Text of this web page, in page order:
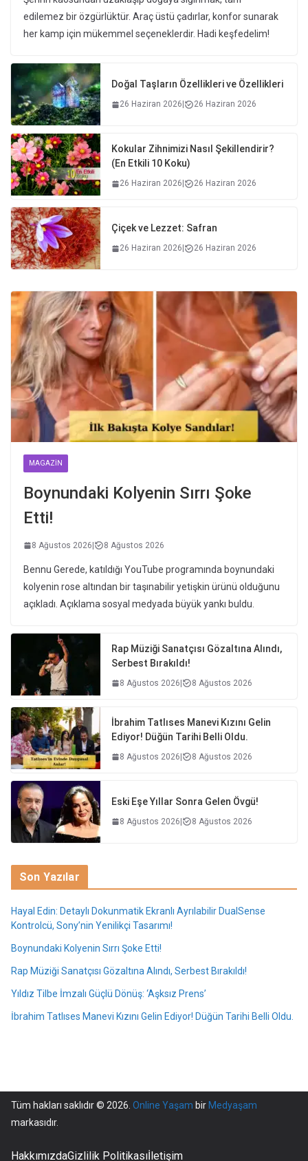
edilemez bir özgürlüktür. Araç üstü çadırlar, konfor sunarak
her kamp için mükemmel seçeneklerdir. Hadi keşfedelim!
Doğal Taşların Özellikleri ve Özellikleri
26 Haziran 2026 26 Haziran 2026
Kokular Zihnimizi Nasıl Şekillendirir?
(En Etkili 10 Koku)
26 Haziran 2026 26 Haziran 2026
Çiçek ve Lezzet: Safran
26 Haziran 2026 26 Haziran 2026
MAGAZIN
Boynundaki Kolyenin Sırrı Şoke
Etti!
8 Ağustos 2026 8 Ağustos 2026
Bennu Gerede, katıldığı YouTube programında boynundaki
kolyenin rose altından bir taşınabilir yetişkin ürünü olduğunu
açıkladı. Açıklama sosyal medyada büyük yankı buldu.
Rap Müziği Sanatçısı Gözaltına Alındı,
Serbest Bırakıldı!
8 Ağustos 2026 8 Ağustos 2026
İbrahim Tatlıses Manevi Kızını Gelin
Ediyor! Düğün Tarihi Belli Oldu.
8 Ağustos 2026 8 Ağustos 2026
Eski Eşe Yıllar Sonra Gelen Övgü!
8 Ağustos 2026 8 Ağustos 2026
Son Yazılar
Hayal Edin: Detaylı Dokunmatik Ekranlı Ayrılabilir DualSense
Kontrolcü, Sony’nin Yenilikçi Tasarımı!
Boynundaki Kolyenin Sırrı Şoke Etti!
Rap Müziği Sanatçısı Gözaltına Alındı, Serbest Bırakıldı!
Yıldız Tilbe İmzalı Güçlü Dönüş: ‘Aşksız Prens’
İbrahim Tatlıses Manevi Kızını Gelin Ediyor! Düğün Tarihi Belli Oldu.
Tüm hakları saklıdır © 2026. Online Yaşam bir Medyaşam
markasıdır.
HakkımızdaGizlilik Politikasıİletişim